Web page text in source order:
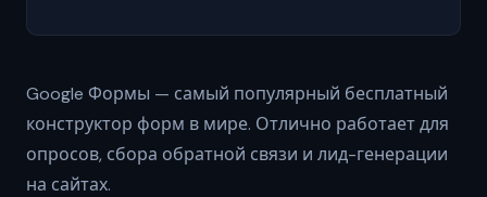
Google Формы — самый популярный бесплатный
конструктор форм в мире. Отлично работает для
опросов, сбора обратной связи и лид-генерации
на сайтах.